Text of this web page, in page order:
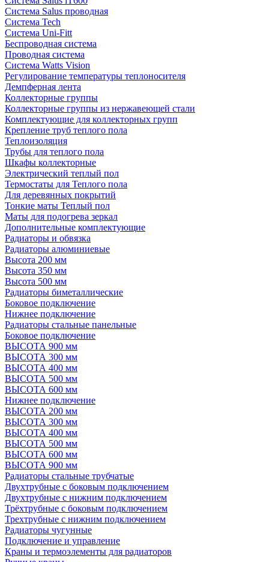
Система Salus проводная
Система Tech
Система Uni-Fitt
Беспроводная система
Проводная система
Система Watts Vision
Регулирование температуры теплоносителя
Демпферная лента
Коллекторные группы
Коллекторные группы из нержавеющей стали
Комплектующие для коллекторных групп
Крепление труб теплого пола
Теплоизоляция
Трубы для теплого пола
Шкафы коллекторные
Электрический теплый пол
Термостаты для Теплого пола
Для деревянных покрытий
Тонкие маты Теплый пол
Маты для подогрева зеркал
Дополнительные комплектующие
Радиаторы и обвязка
Радиаторы алюминиевые
Высота 200 мм
Высота 350 мм
Высота 500 мм
Радиаторы биметаллические
Боковое подключение
Нижнее подключение
Радиаторы стальные панельные
Боковое подключение
ВЫСОТА 900 мм
ВЫСОТА 300 мм
ВЫСОТА 400 мм
ВЫСОТА 500 мм
ВЫСОТА 600 мм
Нижнее подключение
ВЫСОТА 200 мм
ВЫСОТА 300 мм
ВЫСОТА 400 мм
ВЫСОТА 500 мм
ВЫСОТА 600 мм
ВЫСОТА 900 мм
Радиаторы стальные трубчатые
Двухтрубные с боковым подключением
Двухтрубные с нижним подключением
Трёхтрубные с боковым подключением
Трехтрубные с нижним подключением
Радиаторы чугунные
Подключение и управление
Краны и термоэлементы для радиаторов